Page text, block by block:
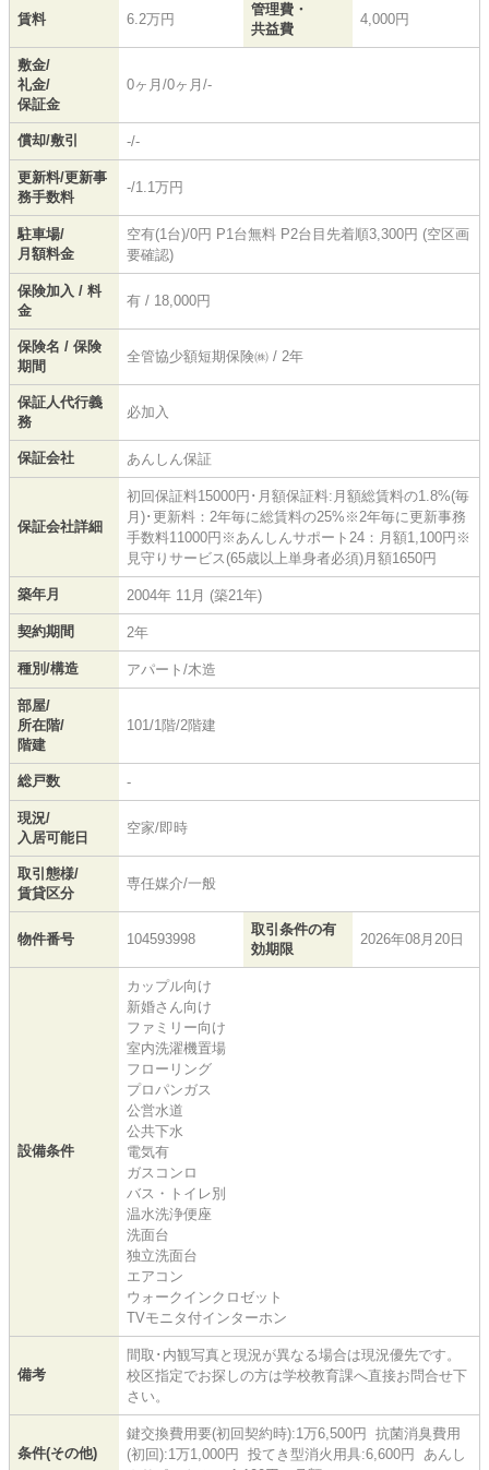
賃料 6.2万円
管理費・
共益費
4,000円
敷金/
礼金/
保証金
0ヶ月/0ヶ月/-
償却/敷引 -/-
更新料/更新事
務手数料
-/1.1万円
駐車場/
月額料金
空有(1台)/0円 P1台無料 P2台目先着順3,300円 (空区画
要確認)
保険加入 / 料
金
有 / 18,000円
保険名 / 保険
期間
全管協少額短期保険㈱ / 2年
保証人代行義
務
必加入
保証会社 あんしん保証
保証会社詳細
初回保証料15000円･月額保証料:月額総賃料の1.8%(毎
月)･更新料：2年毎に総賃料の25%※2年毎に更新事務
手数料11000円※あんしんサポート24：月額1,100円※
見守りサービス(65歳以上単身者必須)月額1650円
築年月 2004年 11月 (築21年)
契約期間 2年
種別/構造 アパート/木造
部屋/
所在階/
階建
101/1階/2階建
総戸数 -
現況/
入居可能日
空家/即時
取引態様/
賃貸区分
専任媒介/一般
物件番号 104593998
取引条件の有
効期限
2026年08月20日
設備条件
カップル向け
新婚さん向け
ファミリー向け
室内洗濯機置場
フローリング
プロパンガス
公営水道
公共下水
電気有
ガスコンロ
バス・トイレ別
温水洗浄便座
洗面台
独立洗面台
エアコン
ウォークインクロゼット
TVモニタ付インターホン
備考
間取･内観写真と現況が異なる場合は現況優先です。
校区指定でお探しの方は学校教育課へ直接お問合せ下
さい。
条件(その他)
鍵交換費用要(初回契約時):1万6,500円 抗菌消臭費用
(初回):1万1,000円 投てき型消火用具:6,600円 あんし